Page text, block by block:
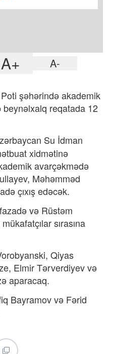
A+ A-
şəhərində akademik
reqatada 12
Su İdman
xidmətinə
avarçəkmədə
Məhəmməd
çıxış edəcək.
və Rüstəm
sırasına
Qiyas
Elmir Tərverdiyev və
aparacaq.
Bayramov və Fərid